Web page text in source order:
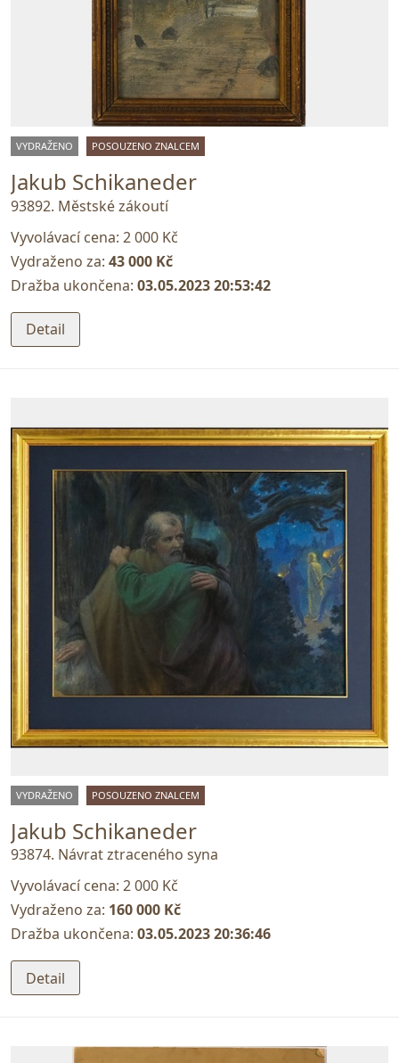
VYDRAŽENO POSOUZENO ZNALCEM
Jakub Schikaneder
93892. Městské zákoutí
Vyvolávací cena: 2 000 Kč
Vydraženo za: 43 000 Kč
Dražba ukončena: 03.05.2023 20:53:42
Detail
VYDRAŽENO POSOUZENO ZNALCEM
Jakub Schikaneder
93874. Návrat ztraceného syna
Vyvolávací cena: 2 000 Kč
Vydraženo za: 160 000 Kč
Dražba ukončena: 03.05.2023 20:36:46
Detail